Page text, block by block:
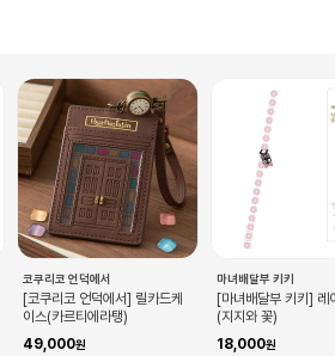
코쿠리코 언덕에서
[코쿠리코 언덕에서] 릴카드케
이스(카르티에라탱)
49,000
마녀배달부 키키
[마녀배달부 키키] 레
(지지와 꽃)
18,000